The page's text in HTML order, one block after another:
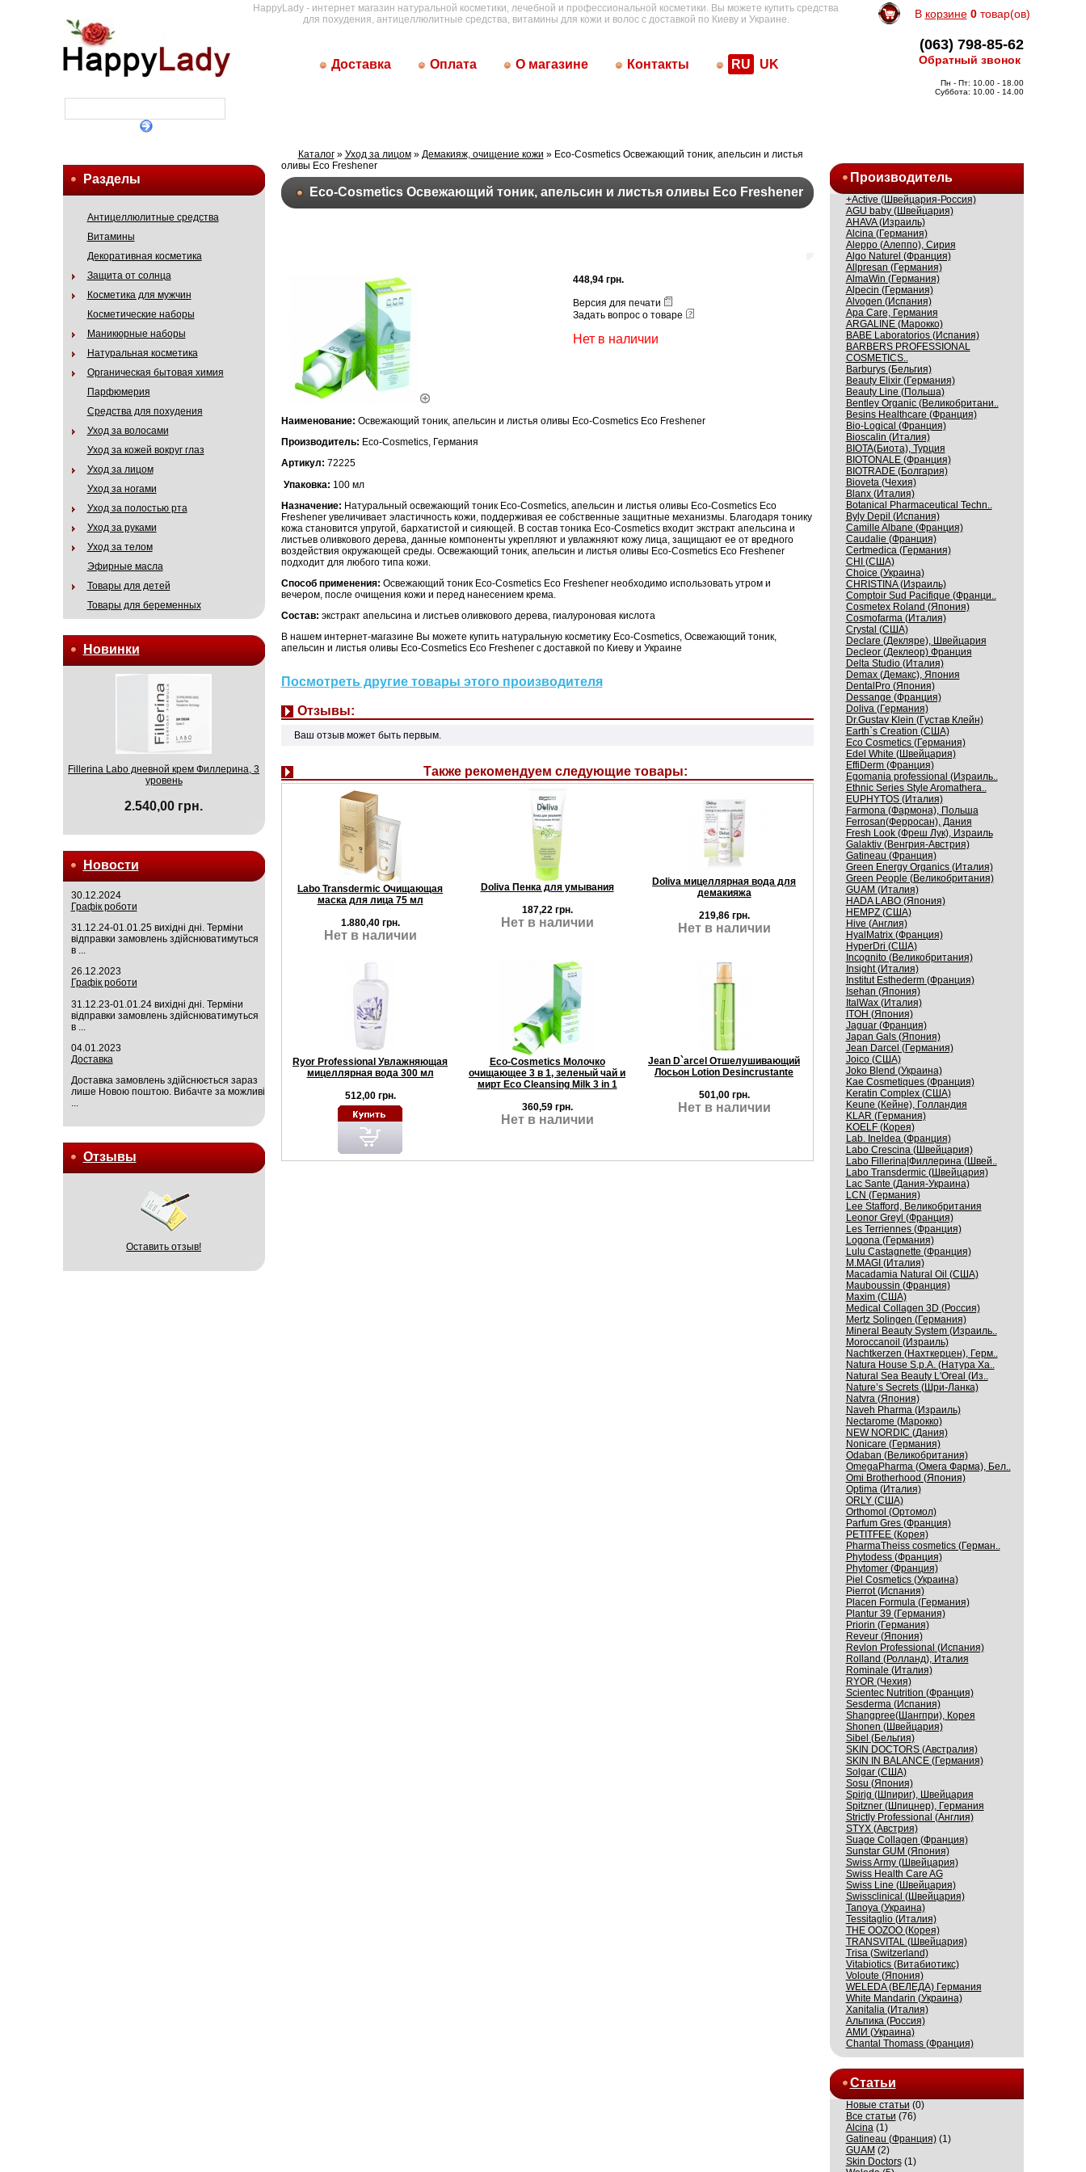
HappyLady - интернет магазин натуральной косметики, лечебной и профессиональной косметики. Вы можете купить средства
для похудения, антицеллюлитные средства, витамины для кожи и волос с доставкой по Киеву и Украине.
Доставка Оплата О магазине Контакты RU UK
В корзине 0товар(ов)
(063) 798-85-62
Обратный звонок
Пн - Пт: 10.00 - 18.00
Суббота: 10.00 - 14.00
Разделы
Антицеллюлитные средства
Витамины
Декоративная косметика
Защита от солнца
Косметика для мужчин
Косметические наборы
Маникюрные наборы
Натуральная косметика
Органическая бытовая химия
Парфюмерия
Средства для похудения
Уход за волосами
Уход за кожей вокруг глаз
Уход за лицом
Уход за ногами
Уход за полостью рта
Уход за руками
Уход за телом
Эфирные масла
Товары для детей
Товары для беременных
Новинки
Fillerina Labo дневной крем Филлерина, 3
уровень
2.540,00 грн.
Новости
30.12.2024
Графік роботи
31.12.24-01.01.25 вихідні дні. Терміни
відправки замовлень здійснюватимуться
в ...
26.12.2023
Графік роботи
31.12.23-01.01.24 вихідні дні. Терміни
відправки замовлень здійснюватимуться
в ...
04.01.2023
Доставка
Доставка замовлень здійснюється зараз
лише Новою поштою. Вибачте за можливі
...
Отзывы
Оставить отзыв!
Каталог» Уход за лицом» Демакияж, очищение кожи » Eco-Cosmetics Освежающий тоник, апельсин и листья
оливы Eco Freshener
Eco-Cosmetics Освежающий тоник, апельсин и листья оливы Eco Freshener
448,94 грн.
Версия для печати
Задать вопрос о товаре
Нет в наличии
Наименование: Освежающий тоник, апельсин и листья оливы Eco-Cosmetics Eco Freshener
Производитель: Eco-Cosmetics, Германия
Артикул: 72225
Упаковка: 100 мл
Назначение: Натуральный освежающий тоник Eco-Cosmetics, апельсин и листья оливы Eco-Cosmetics Eco
Freshener увеличивает эластичность кожи, поддерживая ее собственные защитные механизмы. Благодаря тонику
кожа становится упругой, бархатистой и сияющей. В состав тоника Eco-Cosmetics входит экстракт апельсина и
листьев оливкового дерева, данные компоненты укрепляют и увлажняют кожу лица, защищают ее от вредного
воздействия окружающей среды. Освежающий тоник, апельсин и листья оливы Eco-Cosmetics Eco Freshener
подходит для любого типа кожи.
Способ применения: Освежающий тоник Eco-Cosmetics Eco Freshener необходимо использовать утром и
вечером, после очищения кожи и перед нанесением крема.
Состав: экстракт апельсина и листьев оливкового дерева, гиалуроновая кислота
В нашем интернет-магазине Вы можете купить натуральную косметику Eco-Cosmetics, Освежающий тоник,
апельсин и листья оливы Eco-Cosmetics Eco Freshener с доставкой по Киеву и Украине
Посмотреть другие товары этого производителя
Отзывы:
Ваш отзыв может быть первым.
Также рекомендуем следующие товары:
Labo Transdermic Очищающая
маска для лица 75 мл
1.880,40 грн.
Нет в наличии
Doliva Пенка для умывания
187,22 грн.
Нет в наличии
Doliva мицеллярная вода для
демакияжа
219,86 грн.
Нет в наличии
Ryor Professional Увлажняющая
мицеллярная вода 300 мл
512,00 грн.
Eco-Cosmetics Молочко
очищающее 3 в 1, зеленый чай и
мирт Eco Cleansing Milk 3 in 1
360,59 грн.
Нет в наличии
Jean D`arcel Отшелушивающий
Лосьон Lotion Desincrustante
501,00 грн.
Нет в наличии
Производитель
+Active (Швейцария-Россия)
AGU baby (Швейцария)
AHAVA (Израиль)
Alcina (Германия)
Aleppo (Алеппо), Сирия
Algo Naturel (Франция)
Allpresan (Германия)
AlmaWin (Германия)
Alpecin (Германия)
Alvogen (Испания)
Apa Care, Германия
ARGALINE (Марокко)
BABE Laboratorios (Испания)
BARBERS PROFESSIONAL
COSMETICS..
Barburys (Бельгия)
Beauty Elixir (Германия)
Beauty Line (Польша)
Bentley Organic (Великобритани..
Besins Healthcare (Франция)
Bio-Logical (Франция)
Bioscalin (Италия)
BIOTA(Биота), Турция
BIOTONALE (Франция)
BIOTRADE (Болгария)
Bioveta (Чехия)
Blanx (Италия)
Botanical Pharmaceutical Techn..
Byly Depil (Испания)
Camille Albane (Франция)
Caudalie (Франция)
Certmedica (Германия)
CHI (США)
Choice (Украина)
CHRISTINA (Израиль)
Comptoir Sud Pacifique (Франци..
Cosmetex Roland (Япония)
Cosmofarma (Италия)
Crystal (США)
Declare (Декляре), Швейцария
Decleor (Деклеор) Франция
Delta Studio (Италия)
Demax (Демакс), Япония
DentalPro (Япония)
Dessange (Франция)
Doliva (Германия)
Dr.Gustav Klein (Густав Клейн)
Earth`s Creation (США)
Eco Cosmetics (Германия)
Edel White (Швейцария)
EffiDerm (Франция)
Egomania professional (Израиль..
Ethnic Series Style Aromathera..
EUPHYTOS (Италия)
Farmona (Фармона), Польша
Ferrosan(Ферросан), Дания
Fresh Look (Фреш Лук), Израиль
Galaktiv (Венгрия-Австрия)
Gatineau (Франция)
Green Energy Organics (Италия)
Green People (Великобритания)
GUAM (Италия)
HADA LABO (Япония)
HEMPZ (США)
Hive (Англия)
HyalMatrix (Франция)
HyperDri (США)
Incognito (Великобритания)
Insight (Италия)
Institut Esthederm (Франция)
Isehan (Япония)
ItalWax (Италия)
ITOH (Япония)
Jaguar (Франция)
Japan Gals (Япония)
Jean Darcel (Германия)
Joico (США)
Joko Blend (Украина)
Kaе Cosmеtiques (Франция)
Keratin Complex (США)
Keune (Кейне), Голландия
KLAR (Германия)
KOELF (Корея)
Lab. Ineldea (Франция)
Labo Crescina (Швейцария)
Labo Fillerina|Филлерина (Швей..
Labo Transdermic (Швейцария)
Lac Sante (Дания-Украина)
LCN (Германия)
Lee Stafford, Великобритания
Leonor Greyl (Франция)
Les Terriennes (Франция)
Logona (Германия)
Lulu Castagnette (Франция)
M.MAGI (Италия)
Macadamia Natural Oil (США)
Mauboussin (Франция)
Maxim (США)
Medical Collagen 3D (Россия)
Mertz Solingen (Германия)
Mineral Beauty System (Израиль..
Moroccanoil (Израиль)
Nachtkerzen (Нахткерцен), Герм..
Natura House S.p.A. (Натура Ха..
Natural Sea Beauty L'Oreal (Из..
Nature’s Secrets (Шри-Ланка)
Natvra (Япония)
Naveh Pharma (Израиль)
Nectarome (Марокко)
NEW NORDIC (Дания)
Nonicare (Германия)
Odaban (Великобритания)
OmegaPharma (Омега Фарма), Бел..
Omi Brotherhood (Япония)
Optima (Италия)
ORLY (США)
Orthomol (Ортомол)
Parfum Gres (Франция)
PETITFEE (Корея)
PharmaTheiss cosmetics (Герман..
Phytodess (Франция)
Phytomer (Франция)
Piel Cosmetics (Украина)
Pierrot (Испания)
Placen Formula (Германия)
Plantur 39 (Германия)
Priorin (Германия)
Reveur (Япония)
Revlon Professional (Испания)
Rolland (Ролланд), Италия
Rominale (Италия)
RYOR (Чехия)
Scientec Nutrition (Франция)
Sesderma (Испания)
Shangpree(Шангпри), Корея
Shonen (Швейцария)
Sibel (Бельгия)
SKIN DOCTORS (Австралия)
SKIN IN BALANCE (Германия)
Solgar (США)
Sosu (Япония)
Spirig (Шпириг), Швейцария
Spitzner (Шпицнер), Германия
Strictly Professional (Англия)
STYX (Австрия)
Suage Collagen (Франция)
Sunstar GUM (Япония)
Swiss Army (Швейцария)
Swiss Health Care AG
Swiss Line (Швейцария)
Swissсlinical (Швейцария)
Tanoya (Украина)
Tessitaglio (Италия)
THE OOZOO (Корея)
TRANSVITAL (Швейцария)
Trisa (Switzerland)
Vitabiotics (Витабиотикс)
Voloute (Япония)
WELEDA (ВЕЛЕДА) Германия
White Mandarin (Украина)
Xanitalia (Италия)
Альпика (Россия)
АМИ (Украина)
Сhantal Thomass (Франция)
Статьи
Новые статьи (0)
Все статьи (76)
Alcina(1)
Gatineau (Франция)(1)
GUAM (2)
Skin Doctors(1)